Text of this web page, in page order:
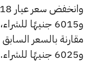
و6025 جنيهًا للشراء.